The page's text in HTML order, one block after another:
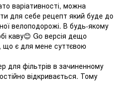
варіативності, можна
для себе рецепт який буде до
велоподорожі. В будь-якому
каву😊 Go версія дещо
що є для мене суттєвою
для фільтрів в зачиненному
відкривається. Тому